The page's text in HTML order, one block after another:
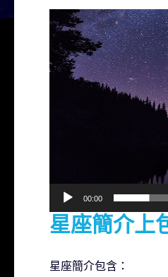
視
訊
播
放
00:00
星座簡介上
星座簡介包含：